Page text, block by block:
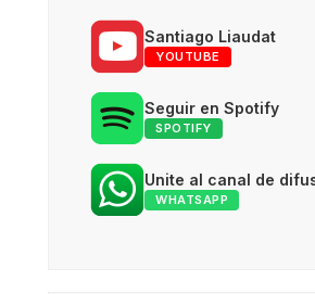
Santiago Liaudat
YOUTUBE
Seguir en Spotify
SPOTIFY
Unite al canal de
WHATSAPP